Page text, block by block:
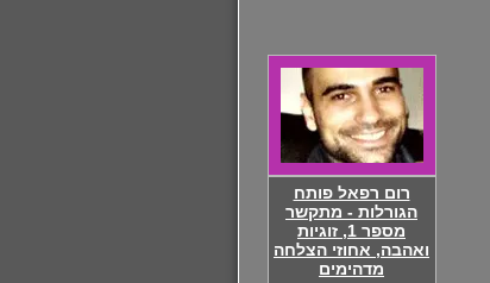
רום רפאל פותח
הגורלות - מתקשר
מספר 1, זוגיות
ואהבה, אחוזי הצלחה
מדהימים